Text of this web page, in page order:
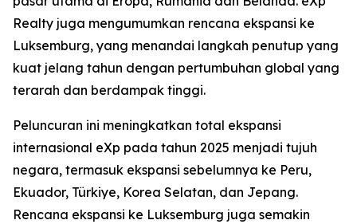
Realty juga mengumumkan rencana ekspansi ke
Luksemburg, yang menandai langkah penutup yang
kuat jelang tahun dengan pertumbuhan global yang
terarah dan berdampak tinggi.
Peluncuran ini meningkatkan total ekspansi
internasional eXp pada tahun 2025 menjadi tujuh
negara, termasuk ekspansi sebelumnya ke Peru,
Ekuador, Türkiye, Korea Selatan, dan Jepang.
Rencana ekspansi ke Luksemburg juga semakin